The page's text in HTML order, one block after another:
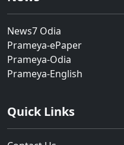
News7 Odia
Prameya-ePaper
Prameya-Odia
Prameya-English
Quick Links